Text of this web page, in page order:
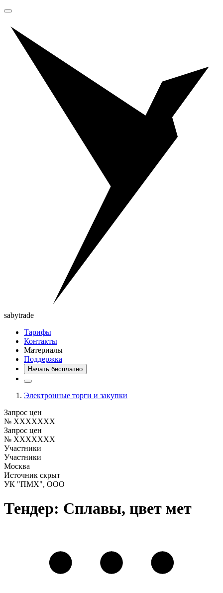
sabytrade
Тарифы
Контакты
Материалы
Поддержка
Начать бесплатно
Электронные торги и закупки
Запрос цен
№ XXXXXXX
Запрос цен
№ XXXXXXX
Участники
Участники
Москва
Источник скрыт
УК "ПМХ", ООО
Тендер: Сплавы, цвет мет